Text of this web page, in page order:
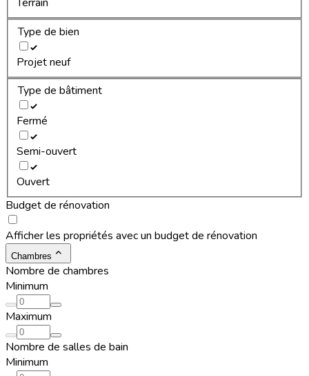
Type de bien
Projet neuf
Type de bâtiment
Fermé
Semi-ouvert
Ouvert
Budget de rénovation
Afficher les propriétés avec un budget de rénovation
Chambres
Nombre de chambres
Minimum
Maximum
Nombre de salles de bain
Minimum